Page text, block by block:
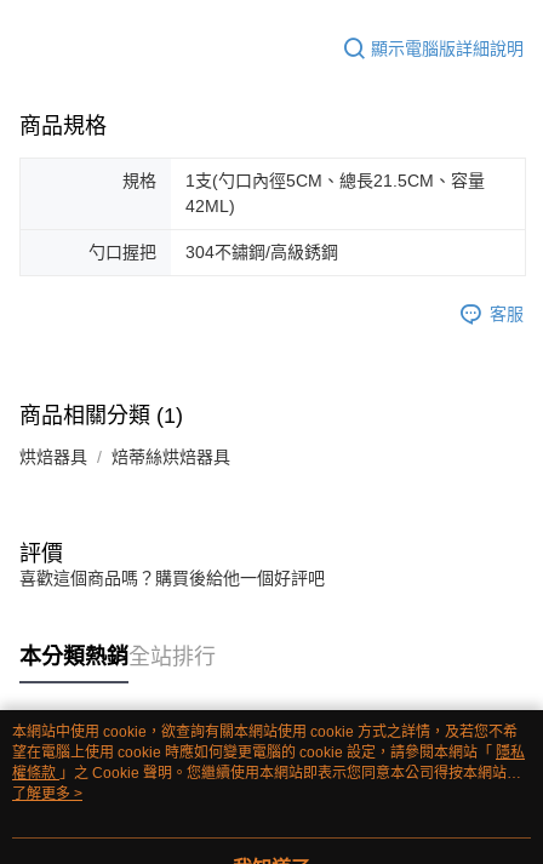
顯示電腦版詳細說明
商品規格
規格
1支(勺口內徑5CM、總長21.5CM、容量
42ML)
勺口握把 304不鏽鋼/高級銹鋼
客服
商品相關分類 (1)
烘焙器具 焙蒂絲烘焙器具
評價
喜歡這個商品嗎？購買後給他一個好評吧
本分類熱銷全站排行
熱門標籤
本網站中使用 cookie，欲查詢有關本網站使用 cookie 方式之詳情，及若您不希
望在電腦上使用 cookie 時應如何變更電腦的 cookie 設定，請參閱本網站「 隱私
權條款 」之 Cookie 聲明。您繼續使用本網站即表示您同意本公司得按本網站使
用條款之 Cookie 聲明使用 cookie。
了解更多 >